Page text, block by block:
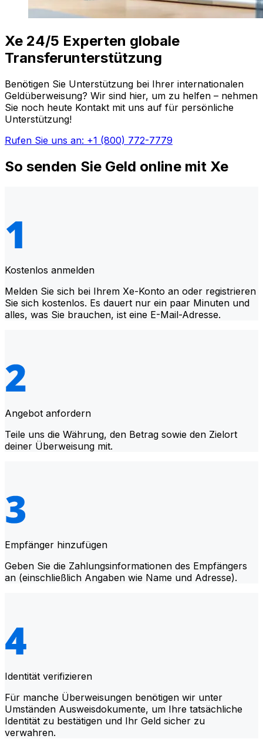
Xe 24/5 Experten globale
Transferunterstützung
Benötigen Sie Unterstützung bei Ihrer internationalen
Geldüberweisung? Wir sind hier, um zu helfen – nehmen
Sie noch heute Kontakt mit uns auf für persönliche
Unterstützung!
Rufen Sie uns an: +1 (800) 772-7779
So senden Sie Geld online mit Xe
Kostenlos anmelden
Melden Sie sich bei Ihrem Xe-Konto an oder registrieren
Sie sich kostenlos. Es dauert nur ein paar Minuten und
alles, was Sie brauchen, ist eine E-Mail-Adresse.
Angebot anfordern
Teile uns die Währung, den Betrag sowie den Zielort
deiner Überweisung mit.
Empfänger hinzufügen
Geben Sie die Zahlungsinformationen des Empfängers
an (einschließlich Angaben wie Name und Adresse).
Identität verifizieren
Für manche Überweisungen benötigen wir unter
Umständen Ausweisdokumente, um Ihre tatsächliche
Identität zu bestätigen und Ihr Geld sicher zu
verwahren.